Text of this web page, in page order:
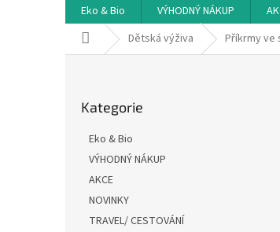
Eko & Bio VÝHODNÝ NÁKUP
Domů Dětská výživa Příkrmy ve
kategorie
Kategorie
Eko & Bio
VÝHODNÝ NÁKUP
AKCE
NOVINKY
TRAVEL/ CESTOVÁNÍ